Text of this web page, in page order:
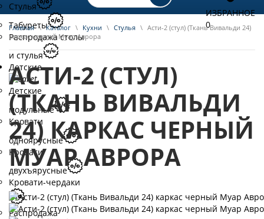
Стулья
Табуреты
Распродажа столы
и стулья
Детские
Детские
модульные
Кровати
одноярусные
Кровати
двухъярусные
Кровати-чердаки
Распродажа
ИЗБРАННОЕ
0
Главная \ Каталог \ Кухни \ Стулья \ Асти-2 (стул) (Ткань Вивальди 24)
каркас черный Муар Аврора
АСТИ-2 (СТУЛ)
(ТКАНЬ ВИВАЛЬДИ
24) КАРКАС ЧЕРНЫЙ
МУАР АВРОРА